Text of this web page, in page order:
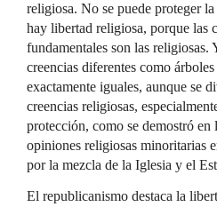
religiosa. No se puede proteger
hay libertad religiosa, porque las
fundamentales son las religiosas.
creencias diferentes como
exactamente iguales, aunque se
creencias religiosas,
protección, como se demostró
opiniones religiosas minoritarias
por la mezcla de la Iglesia y el
El republicanismo destaca la